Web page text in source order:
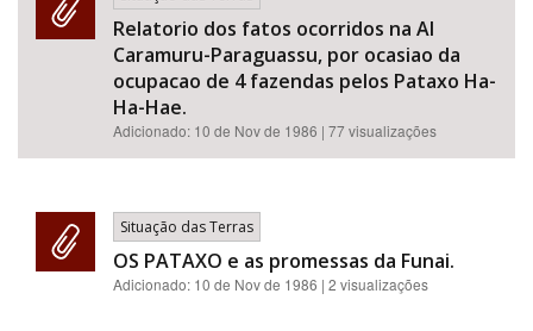
Relatorio dos fatos ocorridos na AI
Caramuru-Paraguassu, por ocasiao da
ocupacao de 4 fazendas pelos Pataxo Ha-
Ha-Hae.
Adicionado: 10 de Nov de 1986 | 77 visualizações
Situação das Terras
OS PATAXO e as promessas da Funai.
Adicionado: 10 de Nov de 1986 | 2 visualizações